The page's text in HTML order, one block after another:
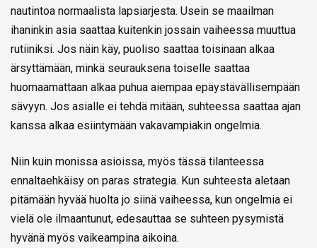
nautintoa normaalista lapsiarjesta. Usein se maailman
ihaninkin asia saattaa kuitenkin jossain vaiheessa muuttua
rutiiniksi. Jos näin käy, puoliso saattaa toisinaan alkaa
ärsyttämään, minkä seurauksena toiselle saattaa
huomaamattaan alkaa puhua aiempaa epäystävällisempään
sävyyn. Jos asialle ei tehdä mitään, suhteessa saattaa ajan
kanssa alkaa esiintymään vakavampiakin ongelmia.
Niin kuin monissa asioissa, myös tässä tilanteessa
ennaltaehkäisy on paras strategia. Kun suhteesta aletaan
pitämään hyvää huolta jo siinä vaiheessa, kun ongelmia ei
vielä ole ilmaantunut, edesauttaa se suhteen pysymistä
hyvänä myös vaikeampina aikoina.